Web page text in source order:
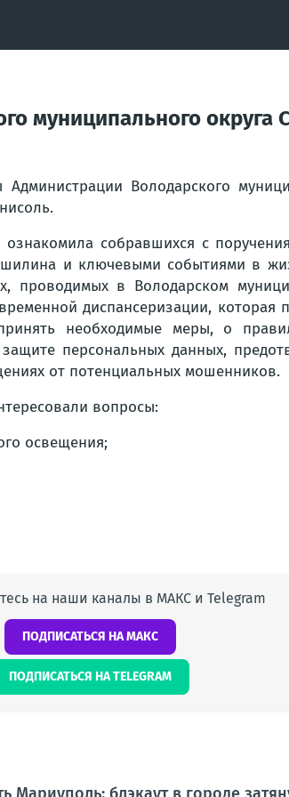
муниципального округа
Администрации Володарского
собравшихся с
и ключевыми событиями в
проводимых в Володарском
диспансеризации, которая
необходимые меры, о
персональных данных,
от потенциальных мошенников.
вопросы:
освещения;
на наши каналы в МАКС и Telegram
ПОДПИСАТЬСЯ НА МАКС
ПОДПИСАТЬСЯ НА TELEGRAM